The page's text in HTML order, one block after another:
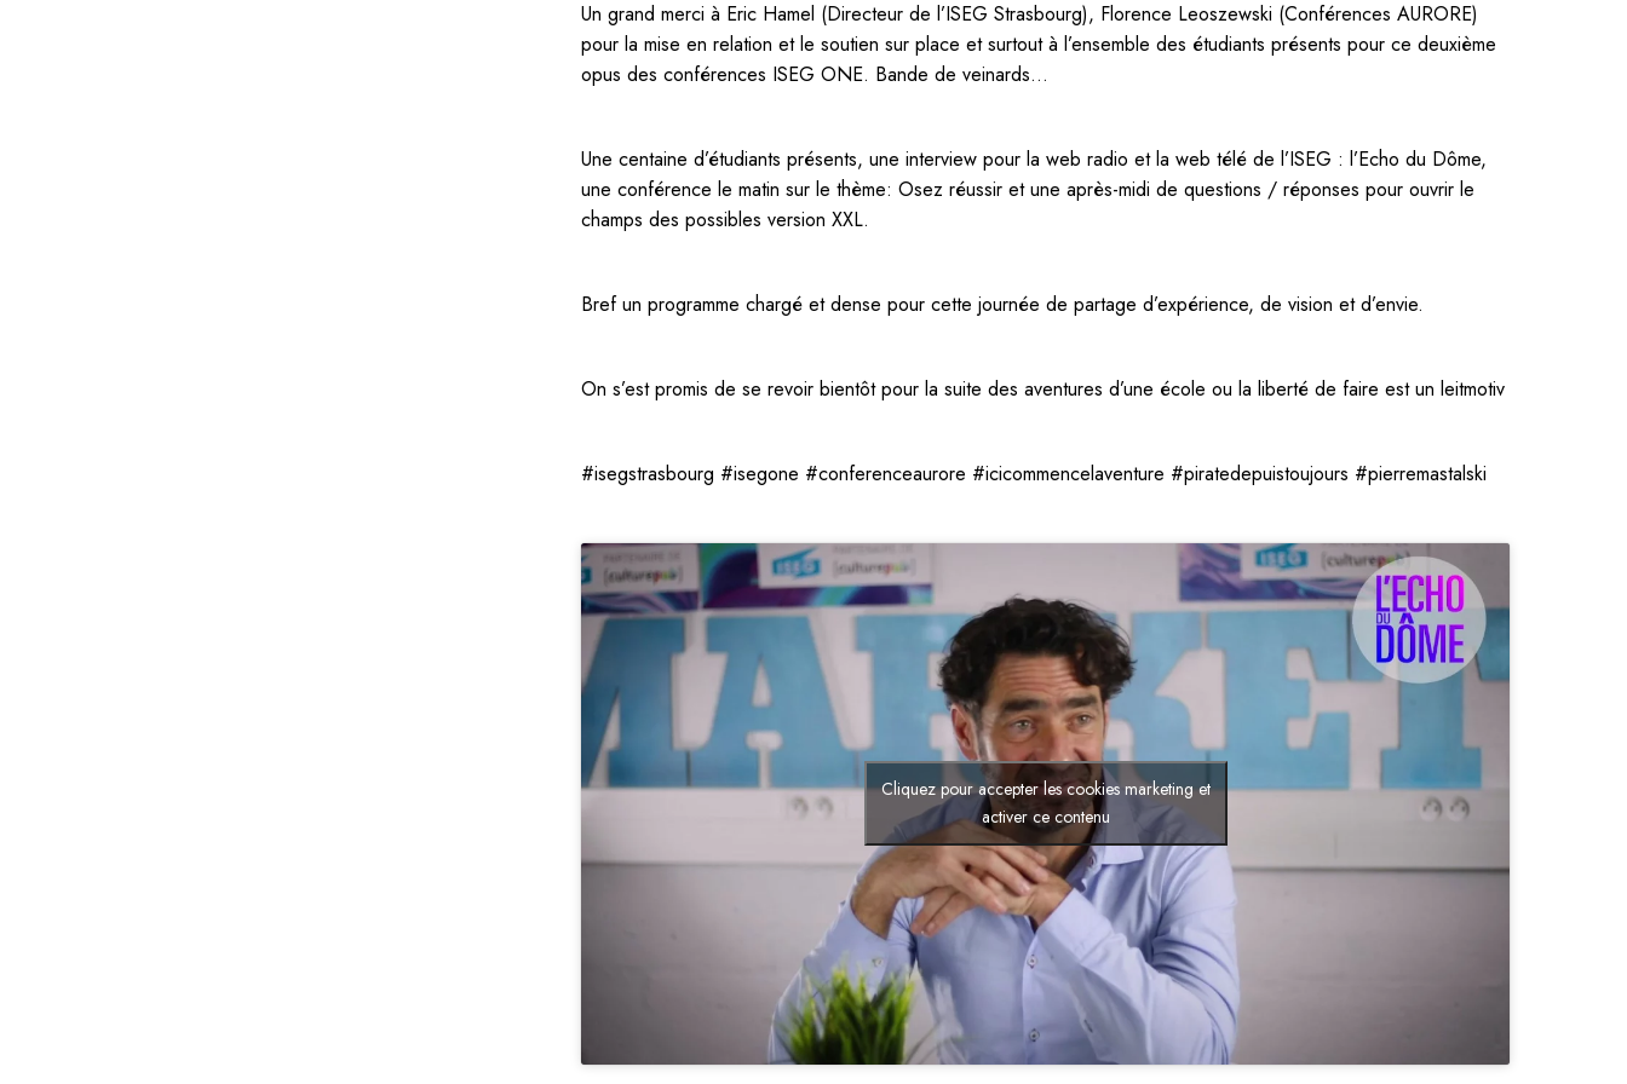
Un grand merci à Eric Hamel (Directeur de l’ISEG Strasbourg), Florence Leoszewski (Conférences AURORE)
pour la mise en relation et le soutien sur place et surtout à l’ensemble des étudiants présents pour ce deuxième
opus des conférences ISEG ONE. Bande de veinards…
Une centaine d’étudiants présents, une interview pour la web radio et la web télé de l’ISEG : l’Echo du Dôme,
une conférence le matin sur le thème: Osez réussir et une après-midi de questions / réponses pour ouvrir le
champs des possibles version XXL.
Bref un programme chargé et dense pour cette journée de partage d’expérience, de vision et d’envie.
On s’est promis de se revoir bientôt pour la suite des aventures d’une école ou la liberté de faire est un leitmotiv
#isegstrasbourg #isegone #conferenceaurore #icicommencelaventure #piratedepuistoujours #pierremastalski
Cliquez pour accepter les cookies marketing et
activer ce contenu